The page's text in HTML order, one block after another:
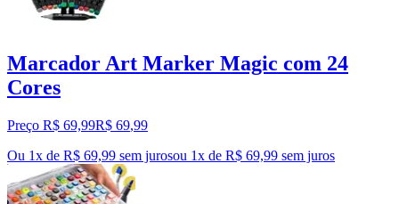
Marcador Art Marker Magic com 24
Cores
Preço R$ 69,99R$ 69,99
Ou 1x de R$ 69,99 sem jurosou 1x de R$ 69,99 sem juros